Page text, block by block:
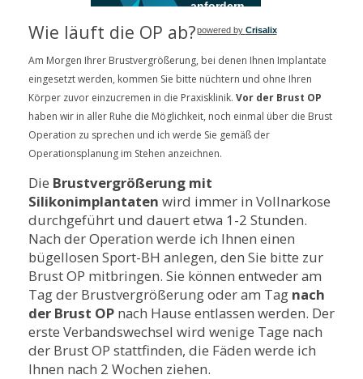
powered by Crisalix
anfordern
Wie läuft die OP ab?
Am Morgen Ihrer Brustvergrößerung, bei denen Ihnen Implantate
eingesetzt werden, kommen Sie bitte nüchtern und ohne Ihren
Körper zuvor einzucremen in die Praxisklinik. Vor der Brust OP
haben wir in aller Ruhe die Möglichkeit, noch einmal über die Brust
Operation zu sprechen und ich werde Sie gemäß der
Operationsplanung im Stehen anzeichnen.
Die Brustvergrößerung mit
Silikonimplantaten wird immer in Vollnarkose
durchgeführt und dauert etwa 1-2 Stunden.
Nach der Operation werde ich Ihnen einen
bügellosen Sport-BH anlegen, den Sie bitte zur
Brust OP mitbringen. Sie können entweder am
Tag der Brustvergrößerung oder am Tag nach
der Brust OP nach Hause entlassen werden. Der
erste Verbandswechsel wird wenige Tage nach
der Brust OP stattfinden, die Fäden werde ich
Ihnen nach 2 Wochen ziehen.